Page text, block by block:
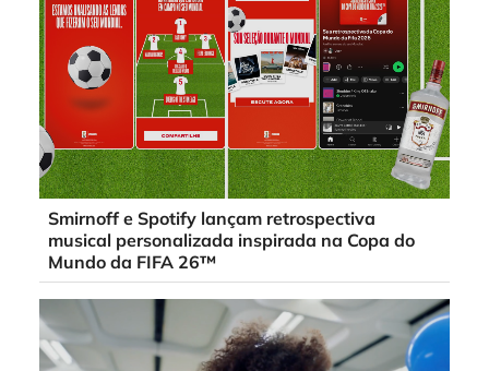
Smirnoff e Spotify lançam retrospectiva
musical personalizada inspirada na Copa do
Mundo da FIFA 26™